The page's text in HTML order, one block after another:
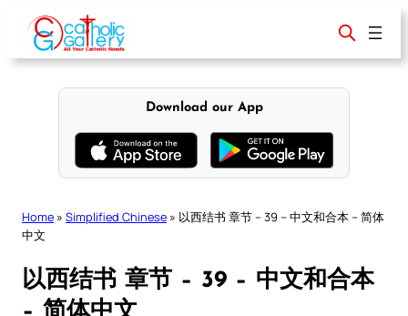
content
Download our App
Home » Simplified Chinese » 以西结书 章节 – 39 – 中文和合本 – 简体
中文
以西结书 章节 – 39 – 中文和合本